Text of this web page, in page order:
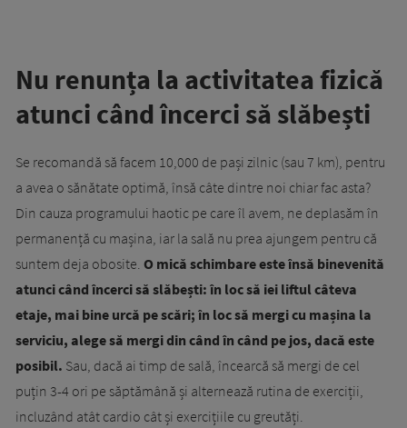
Nu renunța la activitatea fizică
atunci când încerci să slăbești
Se recomandă să facem 10,000 de pași zilnic (sau 7 km), pentru
a avea o sănătate optimă, însă câte dintre noi chiar fac asta?
Din cauza programului haotic pe care îl avem, ne deplasăm în
permanență cu mașina, iar la sală nu prea ajungem pentru că
suntem deja obosite. O mică schimbare este însă binevenită
atunci când încerci să slăbești: în loc să iei liftul câteva
etaje, mai bine urcă pe scări; în loc să mergi cu mașina la
serviciu, alege să mergi din când în când pe jos, dacă este
posibil. Sau, dacă ai timp de sală, încearcă să mergi de cel
puțin 3-4 ori pe săptămână și alternează rutina de exerciții,
incluzând atât cardio cât și exercițiile cu greutăți.